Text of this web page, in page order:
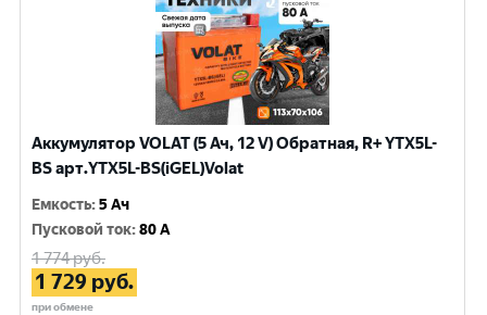
Аккумулятор VOLAT (5 Ач, 12 V) Обратная, R+ YTX5L-
BS арт.YTX5L-BS(iGEL)Volat
Емкость:5 Ач
Пусковой ток:80 A
1 774руб.
1 729 руб.
при обмене